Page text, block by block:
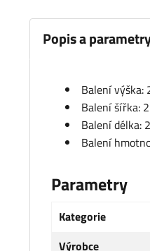
Popis a
Balení výška:
Balení šířka:
Balení délka:
Balení
Parametry
Kategorie
Výrobce